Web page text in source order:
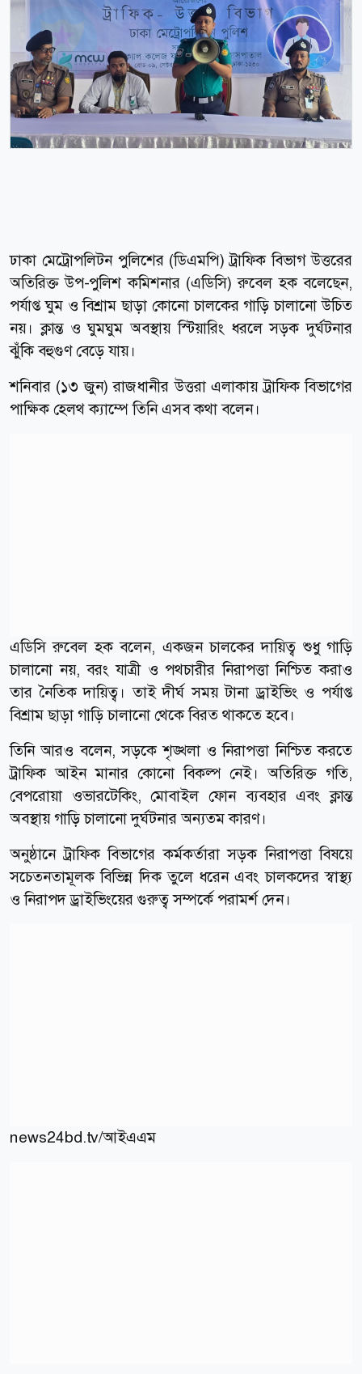
ঢাকা মেট্রোপলিটন পুলিশের (ডিএমপি) ট্রাফিক বিভাগ উত্তরের
অতিরিক্ত উপ-পুলিশ কমিশনার (এডিসি) রুবেল হক বলেছেন,
পর্যাপ্ত ঘুম ও বিশ্রাম ছাড়া কোনো চালকের গাড়ি চালানো উচিত
নয়। ক্লান্ত ও ঘুমঘুম অবস্থায় স্টিয়ারিং ধরলে সড়ক দুর্ঘটনার
ঝুঁকি বহুগুণ বেড়ে যায়।
শনিবার (১৩ জুন) রাজধানীর উত্তরা এলাকায় ট্রাফিক বিভাগের
পাক্ষিক হেলথ ক্যাম্পে তিনি এসব কথা বলেন।
এডিসি রুবেল হক বলেন, একজন চালকের দায়িত্ব শুধু গাড়ি
চালানো নয়, বরং যাত্রী ও পথচারীর নিরাপত্তা নিশ্চিত করাও
তার নৈতিক দায়িত্ব। তাই দীর্ঘ সময় টানা ড্রাইভিং ও পর্যাপ্ত
বিশ্রাম ছাড়া গাড়ি চালানো থেকে বিরত থাকতে হবে।
তিনি আরও বলেন, সড়কে শৃঙ্খলা ও নিরাপত্তা নিশ্চিত করতে
ট্রাফিক আইন মানার কোনো বিকল্প নেই। অতিরিক্ত গতি,
বেপরোয়া ওভারটেকিং, মোবাইল ফোন ব্যবহার এবং ক্লান্ত
অবস্থায় গাড়ি চালানো দুর্ঘটনার অন্যতম কারণ।
অনুষ্ঠানে ট্রাফিক বিভাগের কর্মকর্তারা সড়ক নিরাপত্তা বিষয়ে
সচেতনতামূলক বিভিন্ন দিক তুলে ধরেন এবং চালকদের স্বাস্থ্য
ও নিরাপদ ড্রাইভিংয়ের গুরুত্ব সম্পর্কে পরামর্শ দেন।
news24bd.tv/আইএএম